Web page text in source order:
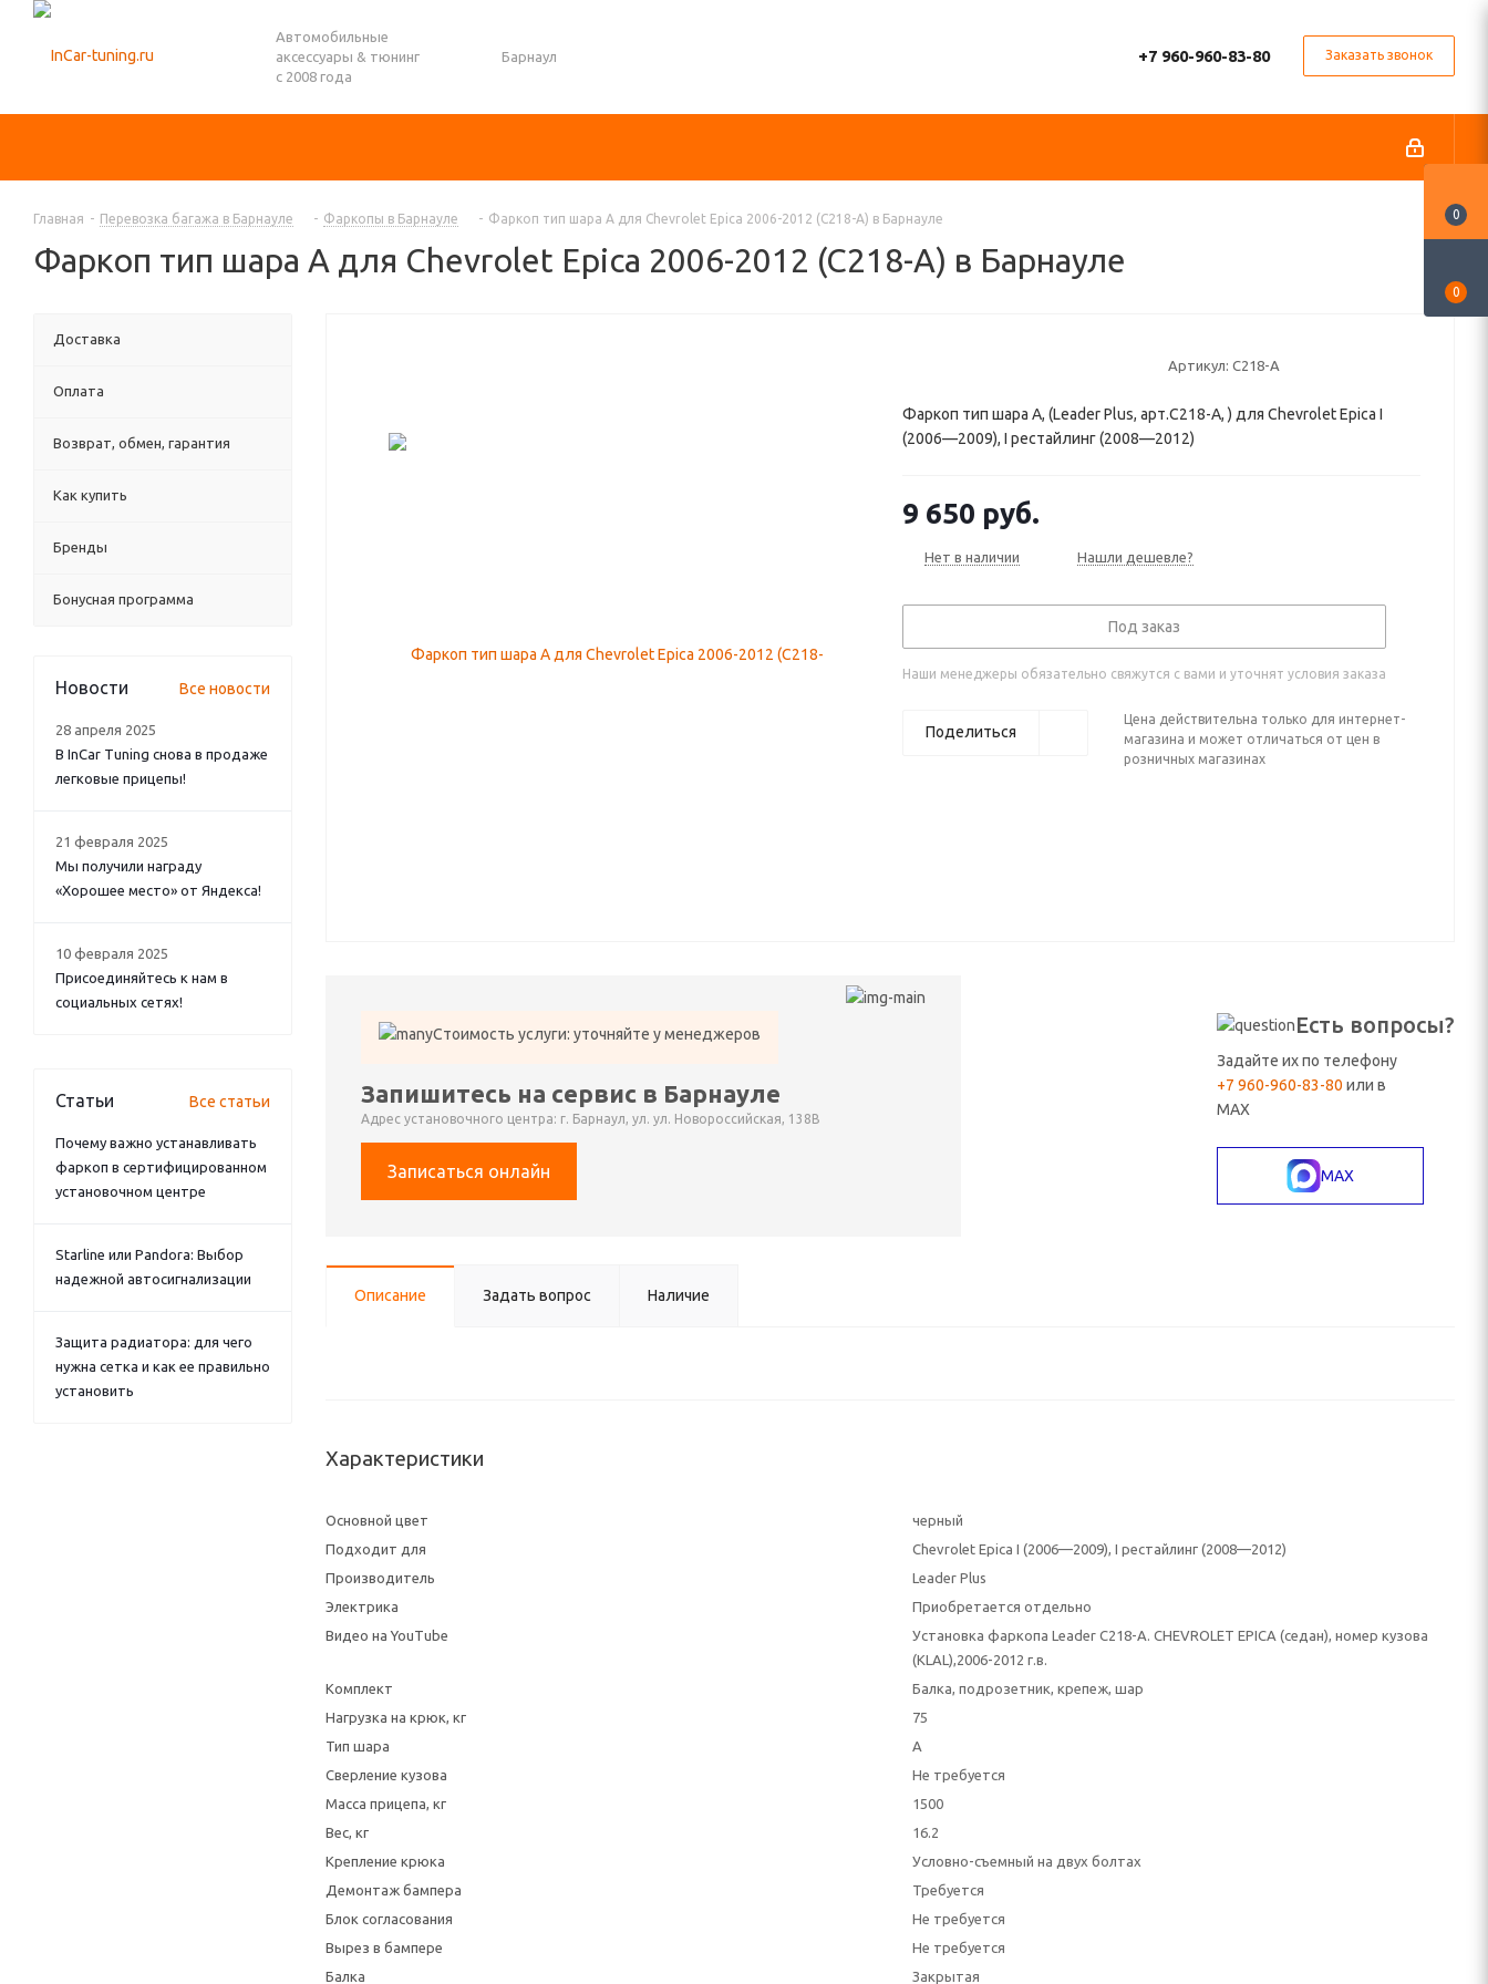
Автомобильные
аксессуары & тюнинг
с 2008 года
Барнаул +7 960-960-83-80 Заказать звонок
Главная - Перевозка багажа в Барнауле - Фаркопы в Барнауле - Фаркоп тип шара A для Chevrolet Epica 2006-2012 (C218-A) в Барнауле
Фаркоп тип шара A для Chevrolet Epica 2006-2012 (C218-A) в Барнауле
Артикул: C218-A
Фаркоп тип шара A, (Leader Plus, арт.C218-A, ) для Chevrolet Epica I
(2006—2009), I рестайлинг (2008—2012)
9 650 руб.
Нет в наличии Нашли дешевле?
Под заказ
Наши менеджеры обязательно свяжутся с вами и уточнят условия заказа
Поделиться
Цена действительна только для интернет-
магазина и может отличаться от цен в
розничных магазинах
Стоимость услуги: уточняйте у менеджеров
Запишитесь на сервис в Барнауле
Адрес установочного центра: г. Барнаул, ул. ул. Новороссийская, 138В
Записаться онлайн
Есть вопросы?
Задайте их по телефону
+7 960-960-83-80 или в
MAX
MAX
Описание Задать вопрос Наличие
Характеристики
Основной цвет
черный
Подходит для
Chevrolet Epica I (2006—2009), I рестайлинг (2008—2012)
Производитель
Leader Plus
Электрика
Приобретается отдельно
Видео на YouTube
Установка фаркопа Leader C218-A. CHEVROLET EPICA (седан), номер кузова
(KLAL),2006-2012 г.в.
Комплект
Балка, подрозетник, крепеж, шар
Нагрузка на крюк, кг
75
Тип шара
A
Сверление кузова
Не требуется
Масса прицепа, кг
1500
Вес, кг
16.2
Крепление крюка
Условно-съемный на двух болтах
Демонтаж бампера
Требуется
Блок согласования
Не требуется
Вырез в бампере
Не требуется
Балка
Закрытая
Доставка
Оплата
Возврат, обмен, гарантия
Как купить
Бренды
Бонусная программа
Новости Все новости
28 апреля 2025
В InCar Tuning снова в продаже
легковые прицепы!
21 февраля 2025
Мы получили награду
«Хорошее место» от Яндекса!
10 февраля 2025
Присоединяйтесь к нам в
социальных сетях!
Статьи Все статьи
Почему важно устанавливать
фаркоп в сертифицированном
установочном центре
Starline или Pandora: Выбор
надежной автосигнализации
Защита радиатора: для чего
нужна сетка и как ее правильно
установить
0
0